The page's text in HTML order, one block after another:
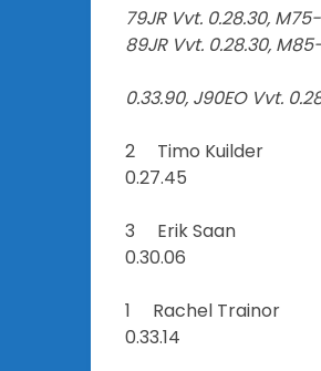
79JR Vvt. 0.28.30,
89JR Vvt. 0.28.30,
0.33.90, J90EO Vvt.
2
0.27.45
3
0.30.06
1
0.33.14